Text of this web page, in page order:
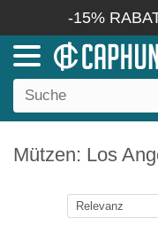
-15%
Mützen: Los